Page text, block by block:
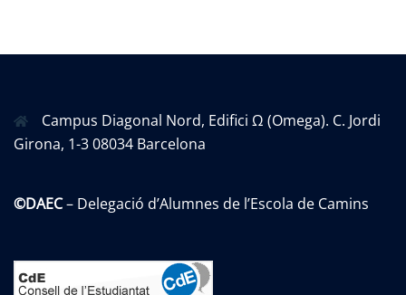
Campus Diagonal Nord, Edifici Ω (Omega). C. Jordi
Girona, 1-3 08034 Barcelona
©DAEC– Delegació d’Alumnes de l’Escola de Camins